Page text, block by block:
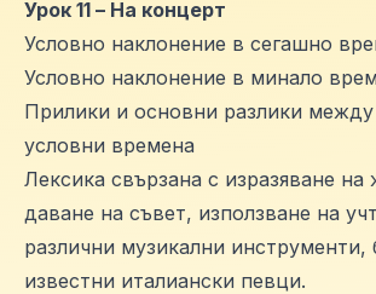
Урок 11 – На концерт
Условно наклонение в сегашно
Условно наклонение в минало
Прилики и основни разлики
условни времена
Лексика свързана с изразяване на
даване на съвет, използване на
различни музикални инструменти,
известни италиански певци.